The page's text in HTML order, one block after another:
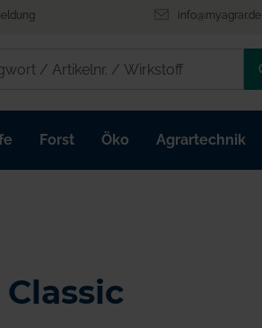
info@myagrar.de
Forst Öko Agrartechnik